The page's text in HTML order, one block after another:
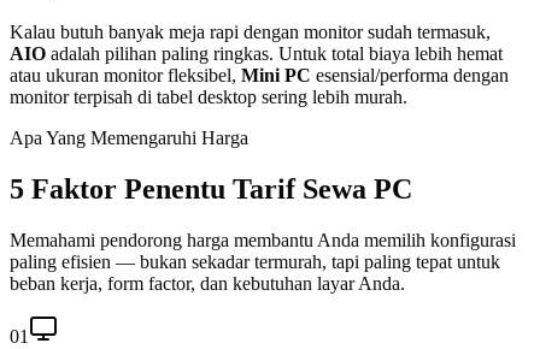
Kalau butuh banyak meja rapi dengan monitor sudah termasuk,
AIO adalah pilihan paling ringkas. Untuk total biaya lebih hemat
atau ukuran monitor fleksibel, Mini PC esensial/performa dengan
monitor terpisah di tabel desktop sering lebih murah.
Apa Yang Memengaruhi Harga
5 Faktor Penentu Tarif Sewa PC
Memahami pendorong harga membantu Anda memilih konfigurasi
paling efisien — bukan sekadar termurah, tapi paling tepat untuk
beban kerja, form factor, dan kebutuhan layar Anda.
01